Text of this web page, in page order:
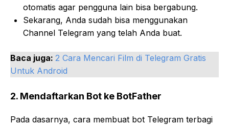
otomatis agar pengguna lain bisa bergabung.
Sekarang, Anda sudah bisa menggunakan
Channel Telegram yang telah Anda buat.
Baca juga: 2 Cara Mencari Film di Telegram Gratis
Untuk Android
2. Mendaftarkan Bot ke BotFather
Pada dasarnya, cara membuat bot Telegram terbagi